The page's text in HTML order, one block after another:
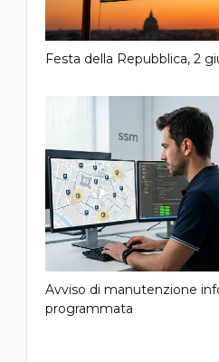
Festa della Repubblica, 2
Avviso di manutenzione
programmata